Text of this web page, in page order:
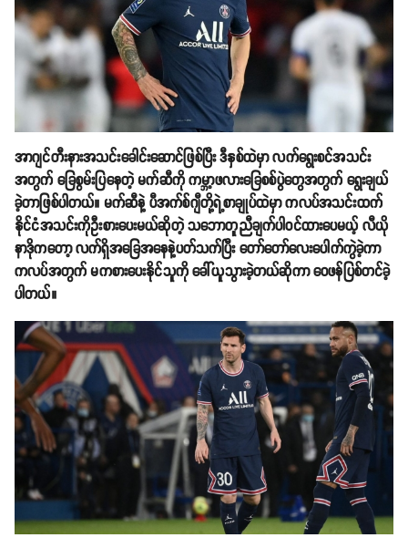
အာဂျင်တီးနားအသင်းခေါင်းဆောင်ဖြစ်ပြီး ဒီနှစ်ထဲမှာ လက်ရွေးစင်အသင်း
အတွက် ခြေစွမ်းပြနေတဲ့ မက်ဆီကို ကမ္ဘာ့ဖလားခြေစစ်ပွဲတွေအတွက် ရွေးချယ်
ခဲ့တာဖြစ်ပါတယ်။ မက်ဆီနဲ့ ပီအက်စ်ဂျီတို့ရဲ့စာချုပ်ထဲမှာ ကလပ်အသင်းထက်
နိုင်ငံအသင်းကိုဦးစားပေးမယ်ဆိုတဲ့ သဘောတူညီချက်ပါဝင်ထားပေမယ့် လီယို
နာဒိုကတော့ လက်ရှိအခြေအနေနဲ့ပတ်သက်ပြီး တော်တော်လေးပေါက်ကွဲခဲ့ကာ
ကလပ်အတွက် မကစားပေးနိုင်သူကို ခေါ်ယူသွားခဲ့တယ်ဆိုကာ ဝေဖန်ပြစ်တင်ခဲ့
ပါတယ်။